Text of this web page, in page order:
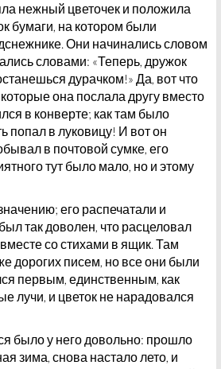
нежный цветочек и положила
бумаги, на котором были
Они начинались словом
словами: «Теперь, дружок
дурачком!» Да, вот что
она послала другу вместо
в конверте; как там было
попал в луковицу! И вот он
в почтовой сумке, его
тут было мало, но и этому
его распечатали и
так доволен, что расцеловал
со стихами в ящик. Там
дорогих писем, но все они были
первым, единственным, как
лучи, и цветок не нарадовался
было у него довольно: прошло
зима, снова настало лето, и